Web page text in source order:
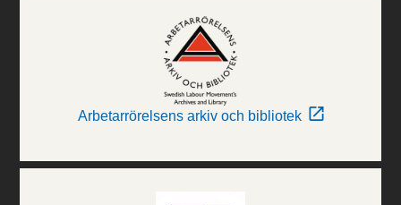
Arbetarrörelsens arkiv och bibliotek